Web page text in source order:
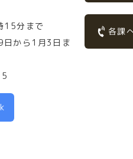
15分まで
日から1月3日ま
各課